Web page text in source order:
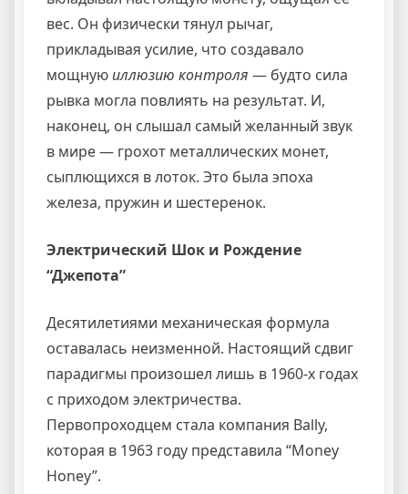
вес. Он физически тянул рычаг,
прикладывая усилие, что создавало
мощную иллюзию контроля — будто сила
рывка могла повлиять на результат. И,
наконец, он слышал самый желанный звук
в мире — грохот металлических монет,
сыплющихся в лоток. Это была эпоха
железа, пружин и шестеренок.
Электрический Шок и Рождение
“Джепота”
Десятилетиями механическая формула
оставалась неизменной. Настоящий сдвиг
парадигмы произошел лишь в 1960-х годах
с приходом электричества.
Первопроходцем стала компания Bally,
которая в 1963 году представила “Money
Honey”.